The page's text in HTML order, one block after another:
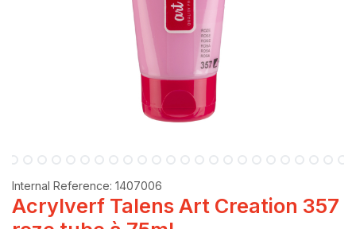
Internal Reference: 1407006
Acrylverf Talens Art Creation 357